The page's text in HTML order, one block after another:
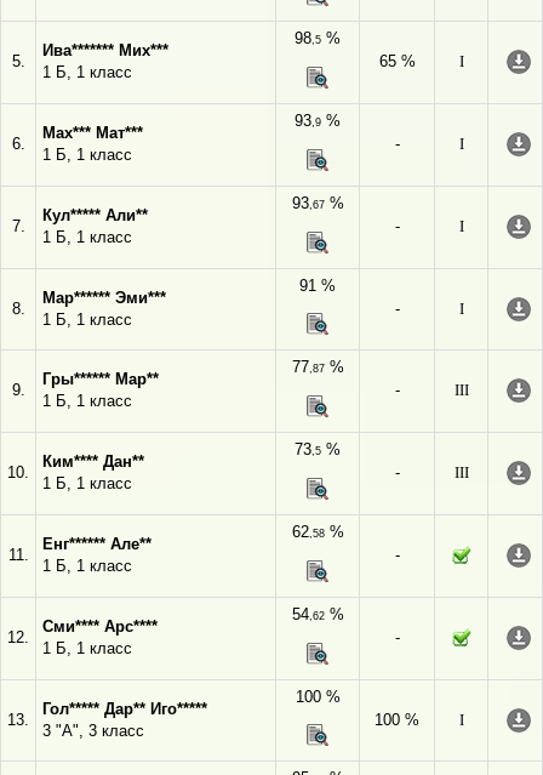
5.
Ива******* Мих***
1 Б, 1 класс
98,5 %
65 %
I
6.
Мах*** Мат***
1 Б, 1 класс
93,9 %
-
I
7.
Кул***** Али**
1 Б, 1 класс
93,67%
-
I
8.
Мар****** Эми***
1 Б, 1 класс
91 %
-
I
9.
Гры****** Мар**
1 Б, 1 класс
77,87%
-
III
10.
Ким**** Дан**
1 Б, 1 класс
73,5 %
-
III
11.
Енг****** Але**
1 Б, 1 класс
62,58%
-
12.
Сми**** Арс****
1 Б, 1 класс
54,62%
-
13.
Гол***** Дар** Иго*****
3 "А", 3 класс
100 %
100 %
I